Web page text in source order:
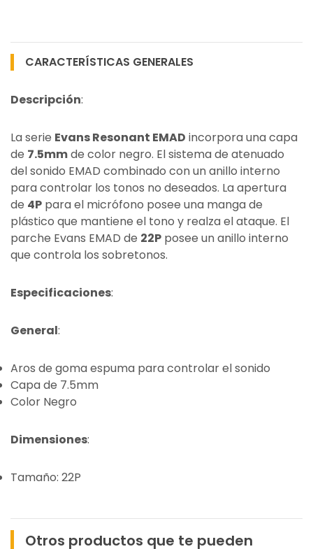
CARACTERÍSTICAS GENERALES
Descripción:
La serie Evans Resonant EMAD incorpora una capa
de 7.5mmde color negro. El sistema de atenuado
del sonido EMAD combinado con un anillo interno
para controlar los tonos no deseados. La apertura
de 4P para el micrófono posee una manga de
plástico que mantiene el tono y realza el ataque. El
parche Evans EMAD de 22P posee un anillo interno
que controla los sobretonos.
Especificaciones:
General:
Aros de goma espuma para controlar el sonido
Capa de 7.5mm
Color Negro
Dimensiones:
Tamaño: 22P
Otros productos que te pueden